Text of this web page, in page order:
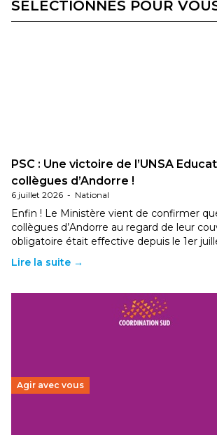
SÉLECTIONNÉS POUR
PSC : Une victoire de l’UNSA
collègues d’Andorre !
6 juillet 2026 - National
Enfin ! Le Ministère vient de confirmer
collègues d’Andorre au regard de leur
obligatoire était effective depuis le 1er
Lire la suite →
Agir avec vous